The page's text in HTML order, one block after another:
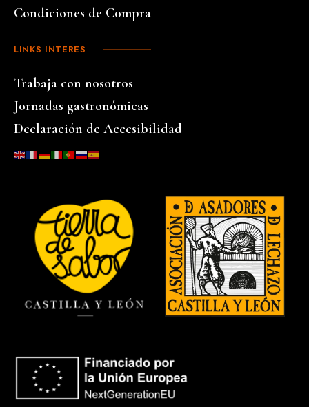
Condiciones de Compra
LINKS INTERES
Trabaja con nosotros
Jornadas gastronómicas
Declaración de Accesibilidad